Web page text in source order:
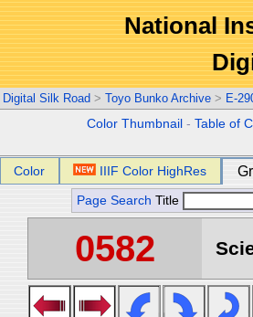
National
Digital Silk Road > Toyo Bunko Archive > E-
Color Thumbnail -Table of
Color IIIF Color HighRes
Page Search Title
0582